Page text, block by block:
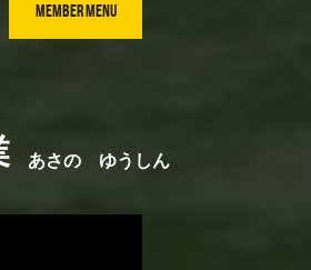
MEMBER MENU
あさの ゆうしん